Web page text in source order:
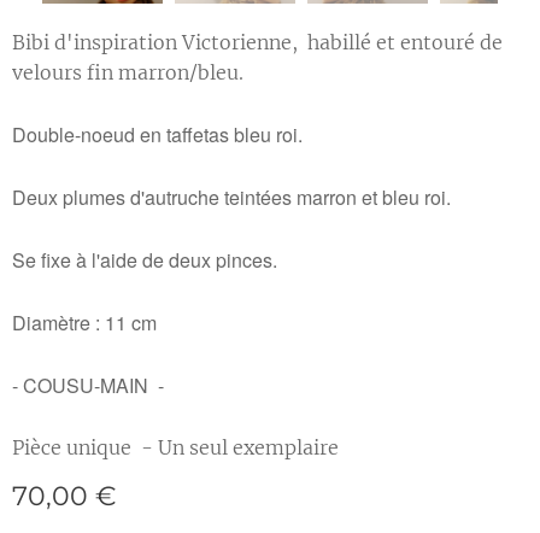
Bibi d'inspiration Victorienne, habillé et entouré de
velours fin marron/bleu.
Double-noeud en taffetas bleu roi.
Deux plumes d'autruche teintées marron et bleu roi.
Se fixe à l'aide de deux pinces.
Diamètre : 11 cm
- COUSU-MAIN -
Pièce unique - Un seul exemplaire
70,00 €